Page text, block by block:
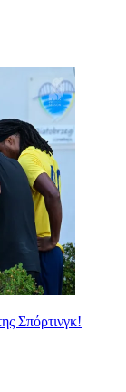
Σπόρτινγκ!